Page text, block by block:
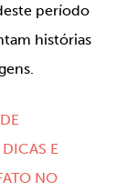
período
histórias
E
NO